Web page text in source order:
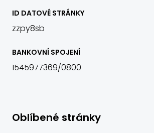
ID DATOVÉ STRÁNKY
zzpy8sb
BANKOVNÍ SPOJENÍ
1545977369/0800
Oblíbené stránky